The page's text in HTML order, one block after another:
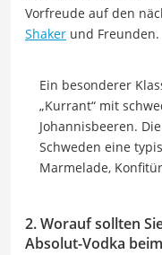
Vorfreude auf den
Shaker und Freunden.
Ein besonderer
„Kurrant“ mit
Johannisbeeren.
Schweden eine
Marmelade,
2. Worauf sollten
Absolut-Vodka